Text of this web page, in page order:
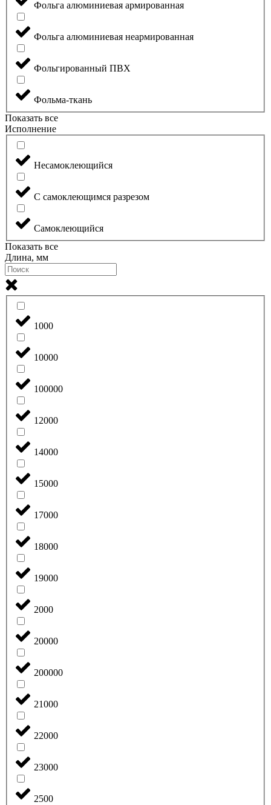
Фольга алюминиевая армированная
Фольга алюминиевая неармированная
Фольгированный ПВХ
Фольма-ткань
Показать все
Исполнение
Несамоклеющийся
С самоклеющимся разрезом
Самоклеющийся
Показать все
Длина, мм
1000
10000
100000
12000
14000
15000
17000
18000
19000
2000
20000
200000
21000
22000
23000
2500